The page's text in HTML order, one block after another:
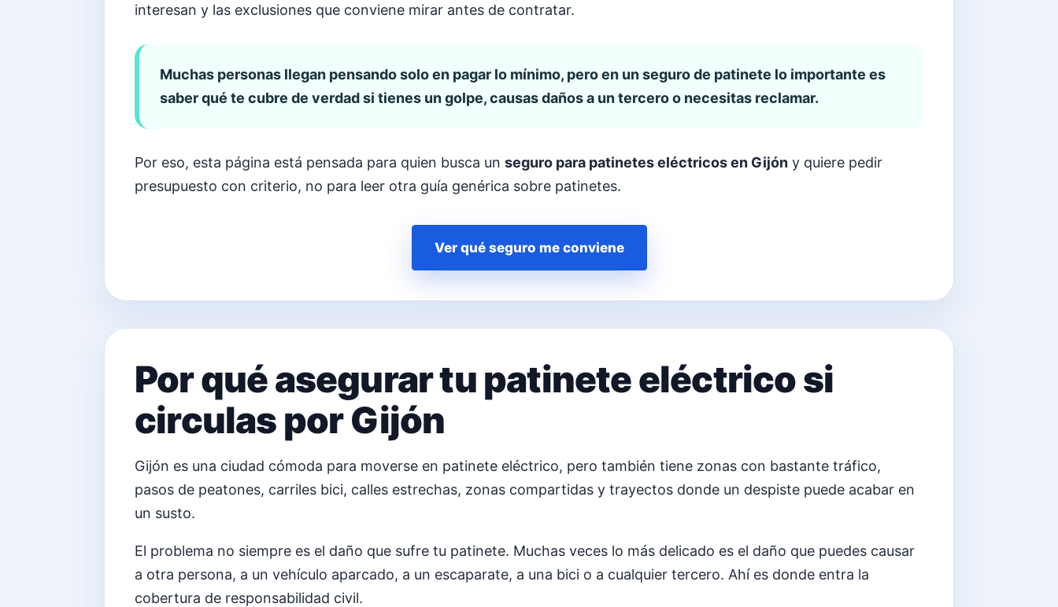
interesan y las exclusiones que conviene mirar antes de contratar.
Muchas personas llegan pensando solo en pagar lo mínimo, pero en un seguro de patinete lo importante es
saber qué te cubre de verdad si tienes un golpe, causas daños a un tercero o necesitas reclamar.
Por eso, esta página está pensada para quien busca un seguro para patinetes eléctricos en Gijón y quiere pedir
presupuesto con criterio, no para leer otra guía genérica sobre patinetes.
Ver qué seguro me conviene
Por qué asegurar tu patinete eléctrico si
circulas por Gijón
Gijón es una ciudad cómoda para moverse en patinete eléctrico, pero también tiene zonas con bastante tráfico,
pasos de peatones, carriles bici, calles estrechas, zonas compartidas y trayectos donde un despiste puede acabar en
un susto.
El problema no siempre es el daño que sufre tu patinete. Muchas veces lo más delicado es el daño que puedes causar
a otra persona, a un vehículo aparcado, a un escaparate, a una bici o a cualquier tercero. Ahí es donde entra la
cobertura de responsabilidad civil.